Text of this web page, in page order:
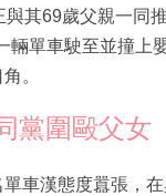
其69歲父親一同
輛單車駛至並撞上
。
黨圍毆父女
車漢態度囂張，